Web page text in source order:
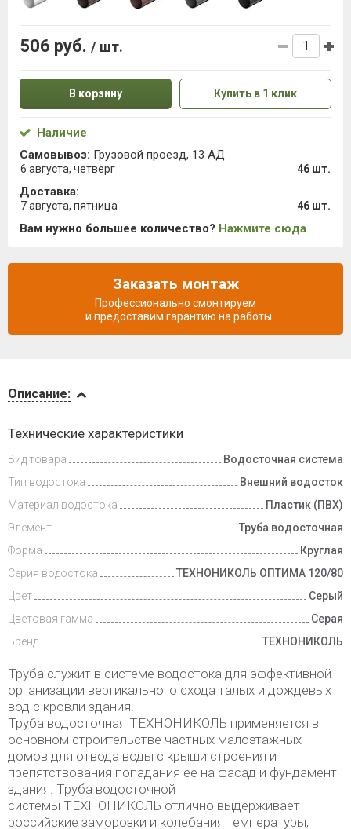
и оплата
Описание:
Технические характеристики
Вид товара
Водосточная система
Тип водостока
Внешний водосток
Материал водостока
Пластик (ПВХ)
Элемент
Труба водосточная
Форма
Круглая
Серия водостока
ТЕХНОНИКОЛЬ ОПТИМА 120/80
Цвет
Серый
Цветовая гамма
Серая
Бренд
ТЕХНОНИКОЛЬ
Труба служит в системе водостока для эффективной
организации вертикального схода талых и дождевых
вод с кровли здания.
Труба водосточная ТЕХНОНИКОЛЬ применяется в
основном строительстве частных малоэтажных
домов для отвода воды с крыши строения и
препятствования попадания ее на фасад и фундамент
здания. Труба водосточной
системы ТЕХНОНИКОЛЬ отлично выдерживает
российские заморозки и колебания температуры,
506 руб. / шт.
В корзину Купить в 1 клик
Наличие
Самовывоз: Грузовой проезд, 13 АД
6 августа, четверг 46 шт.
Доставка:
7 августа, пятница 46 шт.
Вам нужно большее количество? Нажмите сюда
Заказать монтаж
Профессионально смонтируем
и предоставим гарантию на работы